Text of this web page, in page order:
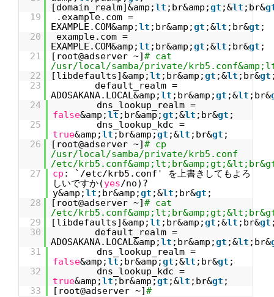
[domain_realm]&amp;lt ;br&amp;gt ;&lt ;br&
19
.example.com =
EXAMPLE.COM&amp;lt ;br&amp;gt ;&lt ;br&gt ;
20
example.com =
EXAMPLE.COM&amp;lt ;br&amp;gt ;&lt ;br&gt ;
21
[root@adserver ~]# cat
/usr/local/samba/private/
22
[libdefaults]&amp;lt ;br&amp;gt ;&lt ;br&gt
23
default_realm =
ADOSAKANA.LOCAL&amp;lt ;br&amp;gt ;&lt ;br&
24
dns_lookup_realm =
false&amp;lt ;br&amp;gt ;&lt ;br&gt ;
25
dns_lookup_kdc =
true&amp;lt ;br&amp;gt ;&lt ;br&gt ;
26
[root@adserver ~]# cp
/usr/local/samba/private/krb5.conf
/etc/
27
cp : `/etc/krb5.conf' を上書きしてもよろ
しいですか(yes/no)?
y&amp;lt ;br&amp;gt ;&lt ;br&gt ;
28
[root@adserver ~]# cat
/etc/
29
[libdefaults]&amp;lt ;br&amp;gt ;&lt ;br&gt
30
default_realm =
ADOSAKANA.LOCAL&amp;lt ;br&amp;gt ;&lt ;br&
31
dns_lookup_realm =
false&amp;lt ;br&amp;gt ;&lt ;br&gt ;
32
dns_lookup_kdc =
true&amp;lt ;br&amp;gt ;&lt ;br&gt ;
33
[root@adserver ~]#